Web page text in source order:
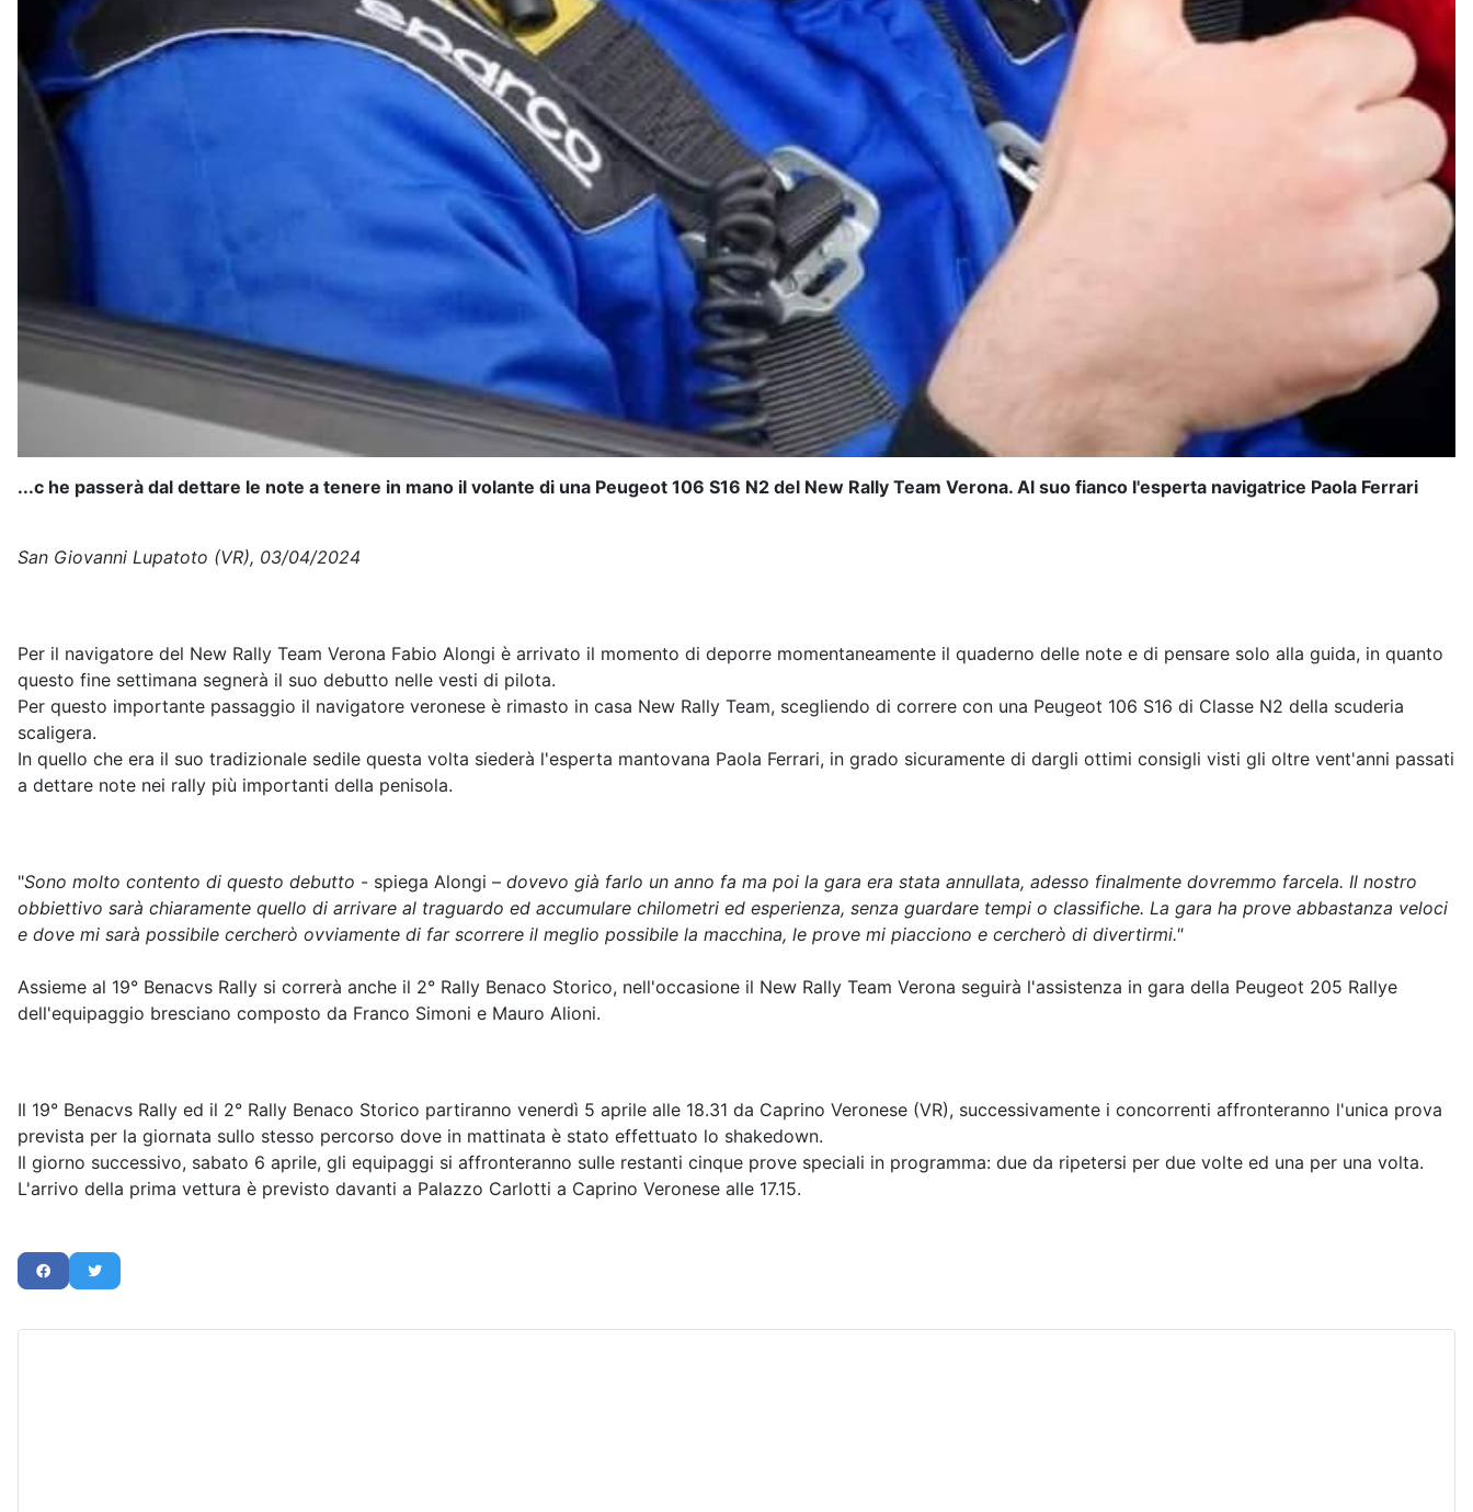
...c he passerà dal dettare le note a tenere in mano il volante di una Peugeot 106 S16 N2 del New Rally Team Verona. Al suo fianco l'esperta navigatrice Paola Ferrari
San Giovanni Lupatoto (VR), 03/04/2024
Per il navigatore del New Rally Team Verona Fabio Alongi è arrivato il momento di deporre momentaneamente il quaderno delle note e di pensare solo alla guida, in quanto
questo fine settimana segnerà il suo debutto nelle vesti di pilota.
Per questo importante passaggio il navigatore veronese è rimasto in casa New Rally Team, scegliendo di correre con una Peugeot 106 S16 di Classe N2 della scuderia
scaligera.
In quello che era il suo tradizionale sedile questa volta siederà l'esperta mantovana Paola Ferrari, in grado sicuramente di dargli ottimi consigli visti gli oltre vent'anni passati
a dettare note nei rally più importanti della penisola.
"Sono molto contento di questo debutto - spiega Alongi – dovevo già farlo un anno fa ma poi la gara era stata annullata, adesso finalmente dovremmo farcela. Il nostro
obbiettivo sarà chiaramente quello di arrivare al traguardo ed accumulare chilometri ed esperienza, senza guardare tempi o classifiche. La gara ha prove abbastanza veloci
e dove mi sarà possibile cercherò ovviamente di far scorrere il meglio possibile la macchina, le prove mi piacciono e cercherò di divertirmi."
Assieme al 19° Benacvs Rally si correrà anche il 2° Rally Benaco Storico, nell'occasione il New Rally Team Verona seguirà l'assistenza in gara della Peugeot 205 Rallye
dell'equipaggio bresciano composto da Franco Simoni e Mauro Alioni.
Il 19° Benacvs Rally ed il 2° Rally Benaco Storico partiranno venerdì 5 aprile alle 18.31 da Caprino Veronese (VR), successivamente i concorrenti affronteranno l'unica prova
prevista per la giornata sullo stesso percorso dove in mattinata è stato effettuato lo shakedown.
Il giorno successivo, sabato 6 aprile, gli equipaggi si affronteranno sulle restanti cinque prove speciali in programma: due da ripetersi per due volte ed una per una volta.
L'arrivo della prima vettura è previsto davanti a Palazzo Carlotti a Caprino Veronese alle 17.15.